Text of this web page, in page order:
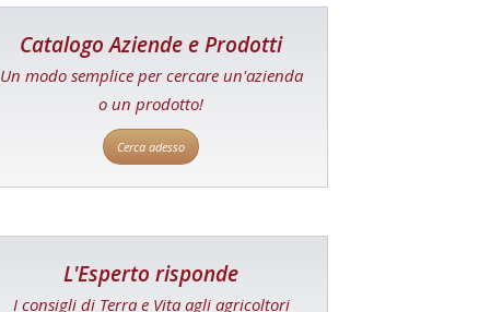
Catalogo Aziende e Prodotti
Un modo semplice per cercare un'azienda
o un prodotto!
Cerca adesso
L'Esperto risponde
I consigli di Terra e Vita agli agricoltori